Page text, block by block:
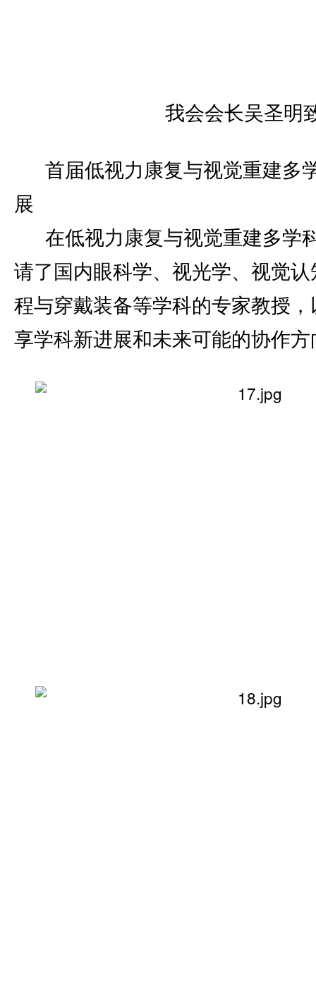
我会会长吴圣明
首届低视力康复与视觉重建多
展
在低视力康复与视觉重建多学
请了国内眼科学、视光学、视觉
程与穿戴装备等学科的专家教授
享学科新进展和未来可能的协作